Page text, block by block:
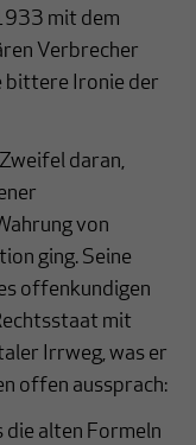
mit dem
Verbrecher
bittere Ironie der
daran,
von
ging. Seine
offenkundigen
mit
Irrweg, was er
offen aussprach:
die alten Formeln